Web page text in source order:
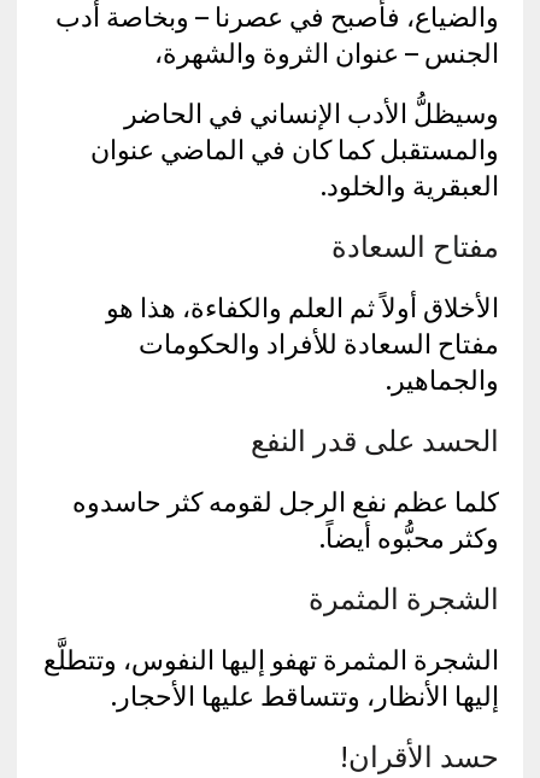
والضياع، فأصبح في عصرنا – وبخاصة أدب
الجنس – عنوان الثروة والشهرة،
وسيظلُّ الأدب الإنساني في الحاضر
والمستقبل كما كان في الماضي عنوان
العبقرية والخلود.
مفتاح السعادة
الأخلاق أولاً ثم العلم والكفاءة، هذا هو
مفتاح السعادة للأفراد والحكومات
والجماهير.
الحسد على قدر النفع
كلما عظم نفع الرجل لقومه كثر حاسدوه
وكثر محبُّوه أيضاً.
الشجرة المثمرة
الشجرة المثمرة تهفو إليها النفوس، وتتطلَّع
إليها الأنظار، وتتساقط عليها الأحجار.
حسد الأقران!